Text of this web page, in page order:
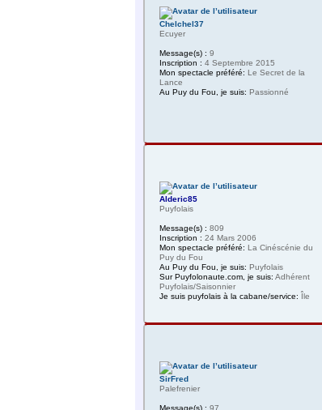
Chelchel37
Ecuyer
Message(s) : 9
Inscription : 4 Septembre 2015
Mon spectacle préféré: Le Secret de la
Lance
Au Puy du Fou, je suis: Passionné
Alderic85
Puyfolais
Message(s) : 809
Inscription : 24 Mars 2006
Mon spectacle préféré: La Cinéscénie du
Puy du Fou
Au Puy du Fou, je suis: Puyfolais
Sur Puyfolonaute.com, je suis: Adhérent
Puyfolais/Saisonnier
Je suis puyfolais à la cabane/service: Île
SirFred
Palefrenier